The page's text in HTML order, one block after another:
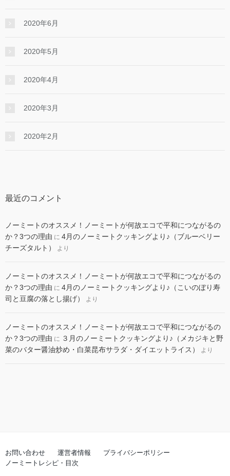
2020年6月
2020年5月
2020年4月
2020年3月
2020年2月
最近のコメント
ノーミートのオススメ！ノーミートが何故エコで平和につながるの
か？3つの理由 に 4月のノーミートクッキングより♪（ブルーベリー
チーズタルト）
より
ノーミートのオススメ！ノーミートが何故エコで平和につながるの
か？3つの理由 に 4月のノーミートクッキングより♪（こいのぼり寿
司と豆腐の落とし揚げ）
より
ノーミートのオススメ！ノーミートが何故エコで平和につながるの
か？3つの理由 に ３月のノーミートクッキングより♪（メカジキと野
菜のバター醤油炒め・白菜昆布サラダ・ダイエットライス）
より
お問い合わせ 運営者情報
プライバシーポリシー
ノーミートレシピ・目次